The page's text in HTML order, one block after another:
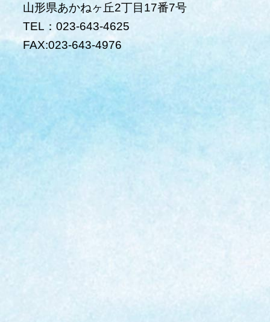
山形県あかねヶ丘2丁目17番7号
TEL：023-643-4625
FAX:023-643-4976